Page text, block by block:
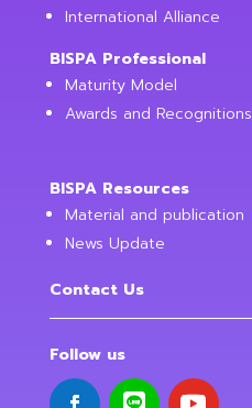
International Alliance
BISPA Professional
Maturity Model
Awards and Recognitions
BISPA Resources
Material and publication
News Update
Contact Us
Follow us